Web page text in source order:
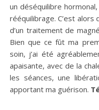
un déséquilibre
rééquilibrage. C’est alors
d’un traitement de
Bien que ce fût ma
soin, j’ai été
apaisante, avec de la
les séances, une
apportant ma guérison.